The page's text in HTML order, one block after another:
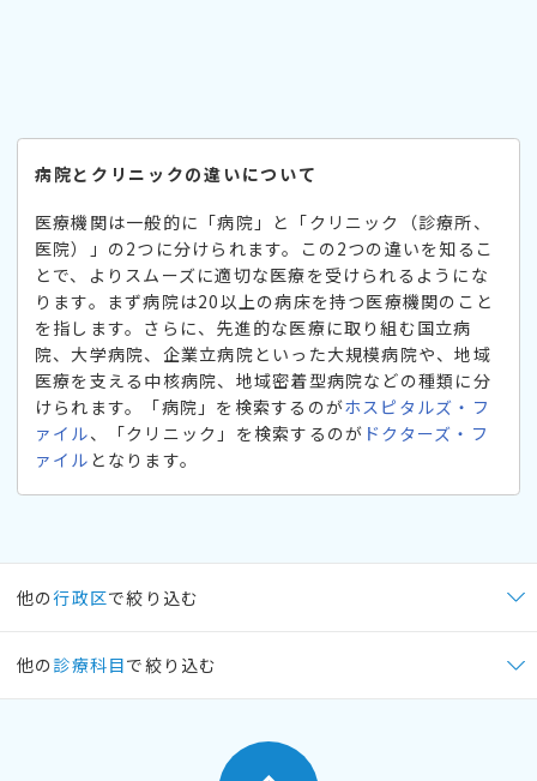
病院とクリニックの違いについて
医療機関は一般的に「病院」と「クリニック（診療所、
医院）」の2つに分けられます。この2つの違いを知るこ
とで、よりスムーズに適切な医療を受けられるようにな
ります。まず病院は20以上の病床を持つ医療機関のこと
を指します。さらに、先進的な医療に取り組む国立病
院、大学病院、企業立病院といった大規模病院や、地域
医療を支える中核病院、地域密着型病院などの種類に分
けられます。「病院」を検索するのがホスピタルズ・フ
ァイル、「クリニック」を検索するのが ドクターズ・フ
ァイル となります。
他の行政区で絞り込む
他の 診療科目で絞り込む